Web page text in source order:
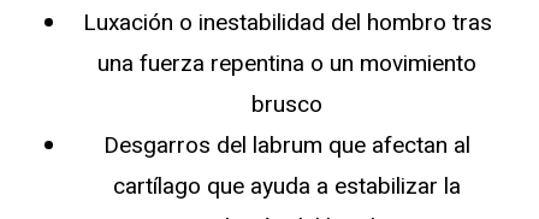
Luxación o inestabilidad del hombro tras
una fuerza repentina o un movimiento
brusco
Desgarros del labrum que afectan al
cartílago que ayuda a estabilizar la